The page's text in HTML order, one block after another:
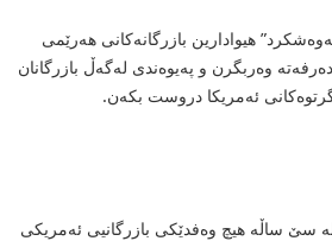
هیوادارین بازرگانەكانی هەرێمی
وەربگرن و پەیوەندی لەگەڵ بازرگانان
ئەمریكا دروست بكەن.
سێ ساڵە هیچ وەفدێكی بازرگانیی ئەمریكی